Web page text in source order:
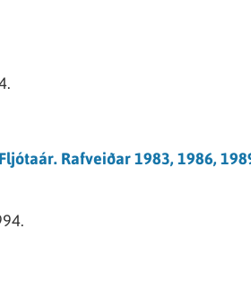
Rafveiðar 1983, 1986,